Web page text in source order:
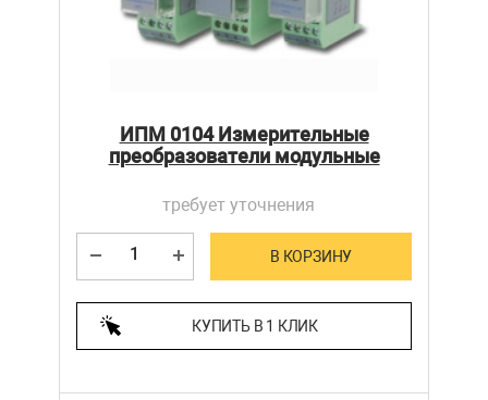
ИПМ 0104 Измерительные
преобразователи модульные
требует уточнения
В КОРЗИНУ
КУПИТЬ В 1 КЛИК